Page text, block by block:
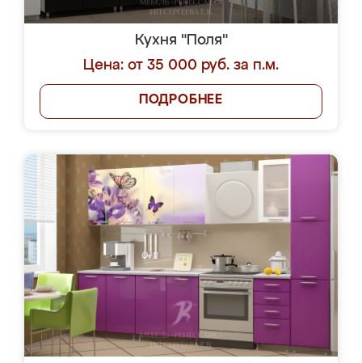
Кухня "Поля"
Цена: от 35 000 руб. за п.м.
ПОДРОБНЕЕ